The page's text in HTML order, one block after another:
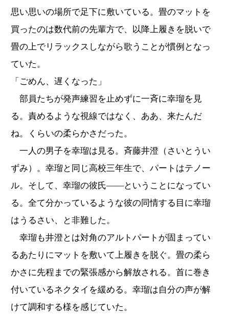
思い思いの場所で足下に敷いている。畳のマットを
買ったのは数代前の先輩方で、以降上履きを脱いで
畳の上でリラックスしながら歌うことが慣例となっ
ていた。
「ごめん、遅くなった」
部員たちが発声練習を止めずに一斉に幸瑠を見
る。責めるような視線ではなく、ああ、来たんだ
ね。くらいの柔らかさだった。
一人の男子を幸瑠は見る。斉藤井澄（さいとうい
ずみ）。幸瑠と同じ高校三年生で、パートはテノー
ル。そして、幸瑠の彼氏――ということになってい
る。全て分かっているような彼の同情する目に幸瑠
はうるさい、と非難した。
幸瑠も井澄とは対角のアルトパートが固まってい
るあたりにマットを敷いて上履きを脱ぐ。畳の柔ら
かさに先程までの緊張感から解放される。首に巻き
付いているネクタイを緩める。幸瑠は自分の声が解
けて調和する様を感じていた。